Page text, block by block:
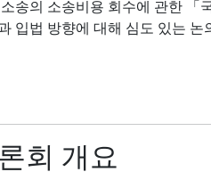
송의 소송비용 회수에 관한
입법 방향에 대해 심도 있는 논
회 개요